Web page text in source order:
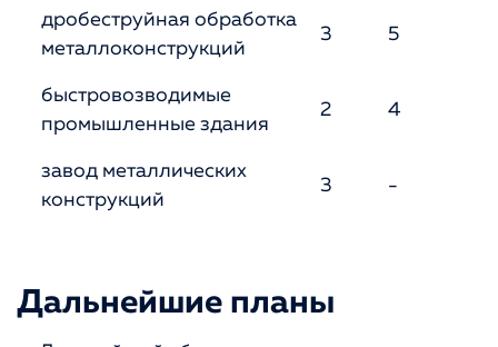
дробеструйная обработка
металлоконструкций
3 5
быстровозводимые
промышленные здания
2 4
завод металлических
конструкций
3 -
Дальнейшие планы